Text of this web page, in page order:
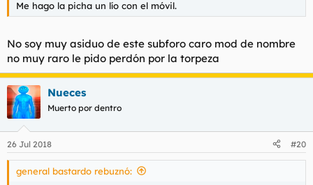
Me hago la picha un lío con el móvil.
No soy muy asiduo de este subforo caro mod de nombre
no muy raro le pido perdón por la torpeza
Nueces
Muerto por dentro
26 Jul 2018 #20
general bastardo rebuznó: